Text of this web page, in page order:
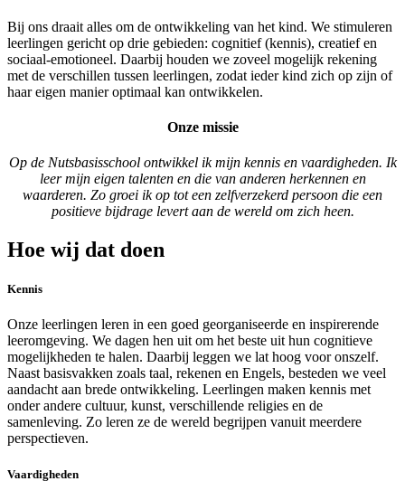
Bij ons draait alles om de ontwikkeling van het kind. We stimuleren
leerlingen gericht op drie gebieden: cognitief (kennis), creatief en
sociaal-emotioneel. Daarbij houden we zoveel mogelijk rekening
met de verschillen tussen leerlingen, zodat ieder kind zich op zijn of
haar eigen manier optimaal kan ontwikkelen.
Onze missie
Op de Nutsbasisschool ontwikkel ik mijn kennis en vaardigheden. Ik
leer mijn eigen talenten en die van anderen herkennen en
waarderen. Zo groei ik op tot een zelfverzekerd persoon die een
positieve bijdrage levert aan de wereld om zich heen.
Hoe wij dat doen
Kennis
Onze leerlingen leren in een goed georganiseerde en inspirerende
leeromgeving. We dagen hen uit om het beste uit hun cognitieve
mogelijkheden te halen. Daarbij leggen we lat hoog voor onszelf.
Naast basisvakken zoals taal, rekenen en Engels, besteden we veel
aandacht aan brede ontwikkeling. Leerlingen maken kennis met
onder andere cultuur, kunst, verschillende religies en de
samenleving. Zo leren ze de wereld begrijpen vanuit meerdere
perspectieven.
Vaardigheden